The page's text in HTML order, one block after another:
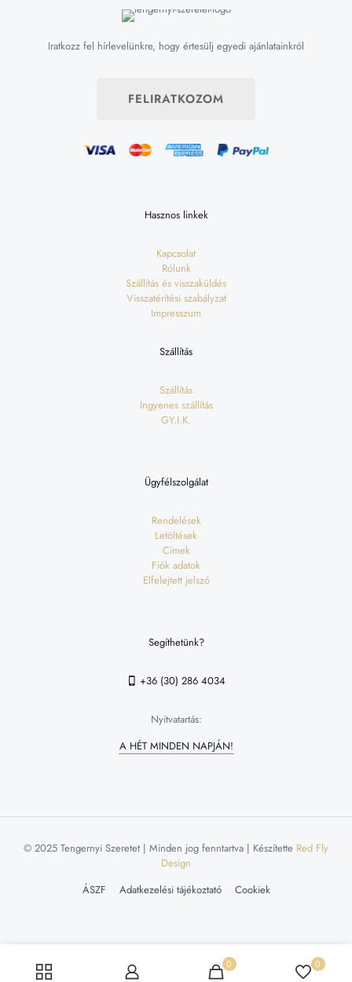
Iratkozz fel hírlevelünkre, hogy értesülj egyedi ajánlatainkról
FELIRATKOZOM
Hasznos linkek
Kapcsolat
Rólunk
Szállítás és visszaküldés
Visszatérítési szabályzat
Impresszum
Szállítás
Szállítás
Ingyenes szállítás
GY.I.K.
Ügyfélszolgálat
Rendelések
Letöltések
Címek
Fiók adatok
Elfelejtett jelszó
Segíthetünk?
+36 (30) 286 4034
Nyitvatartás:
A HÉT MINDEN NAPJÁN!
© 2025 Tengernyi Szeretet | Minden jog fenntartva | Készítette Red Fly
Design
ÁSZF
Adatkezelési tájékoztató Cookiek
0 0